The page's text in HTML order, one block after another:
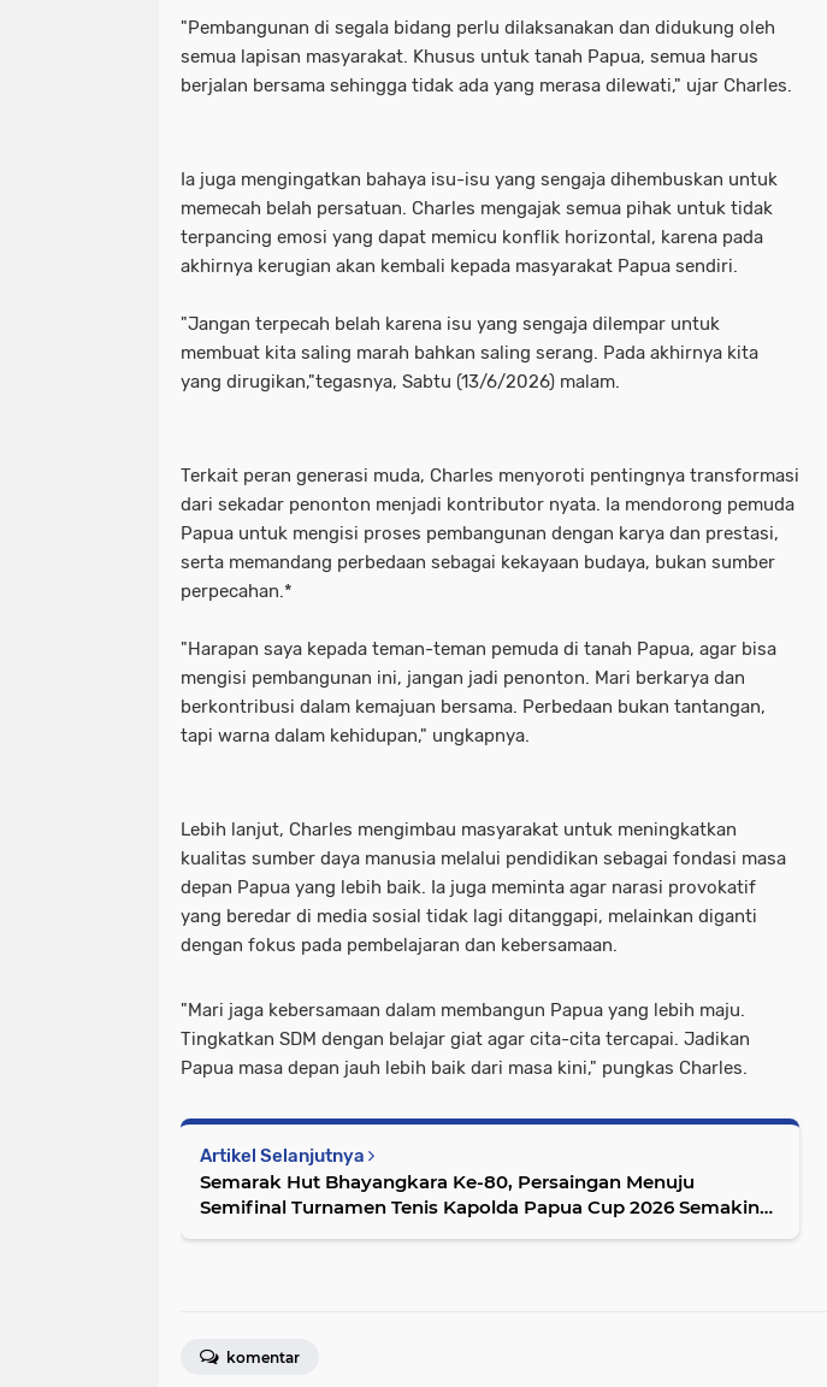
"Pembangunan di segala bidang perlu dilaksanakan dan didukung oleh
semua lapisan masyarakat. Khusus untuk tanah Papua, semua harus
berjalan bersama sehingga tidak ada yang merasa dilewati," ujar Charles.
Ia juga mengingatkan bahaya isu-isu yang sengaja dihembuskan untuk
memecah belah persatuan. Charles mengajak semua pihak untuk tidak
terpancing emosi yang dapat memicu konflik horizontal, karena pada
akhirnya kerugian akan kembali kepada masyarakat Papua sendiri.
"Jangan terpecah belah karena isu yang sengaja dilempar untuk
membuat kita saling marah bahkan saling serang. Pada akhirnya kita
yang dirugikan,"tegasnya, Sabtu (13/6/2026) malam.
Terkait peran generasi muda, Charles menyoroti pentingnya transformasi
dari sekadar penonton menjadi kontributor nyata. Ia mendorong pemuda
Papua untuk mengisi proses pembangunan dengan karya dan prestasi,
serta memandang perbedaan sebagai kekayaan budaya, bukan sumber
perpecahan.*
"Harapan saya kepada teman-teman pemuda di tanah Papua, agar bisa
mengisi pembangunan ini, jangan jadi penonton. Mari berkarya dan
berkontribusi dalam kemajuan bersama. Perbedaan bukan tantangan,
tapi warna dalam kehidupan," ungkapnya.
Lebih lanjut, Charles mengimbau masyarakat untuk meningkatkan
kualitas sumber daya manusia melalui pendidikan sebagai fondasi masa
depan Papua yang lebih baik. Ia juga meminta agar narasi provokatif
yang beredar di media sosial tidak lagi ditanggapi, melainkan diganti
dengan fokus pada pembelajaran dan kebersamaan.
"Mari jaga kebersamaan dalam membangun Papua yang lebih maju.
Tingkatkan SDM dengan belajar giat agar cita-cita tercapai. Jadikan
Papua masa depan jauh lebih baik dari masa kini," pungkas Charles.
Artikel Selanjutnya
Semarak Hut Bhayangkara Ke-80, Persaingan Menuju
Semifinal Turnamen Tenis Kapolda Papua Cup 2026 Semakin
komentar